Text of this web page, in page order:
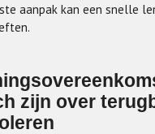
aanpak kan een snelle
zijn over